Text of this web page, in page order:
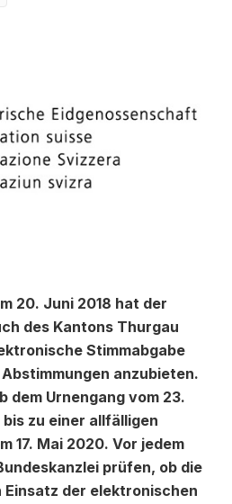
20. Juni 2018 hat der
des Kantons Thurgau
Stimmabgabe
anzubieten.
dem Urnengang vom 23.
zu einer allfälligen
17. Mai 2020. Vor jedem
prüfen, ob die
Einsatz der elektronischen